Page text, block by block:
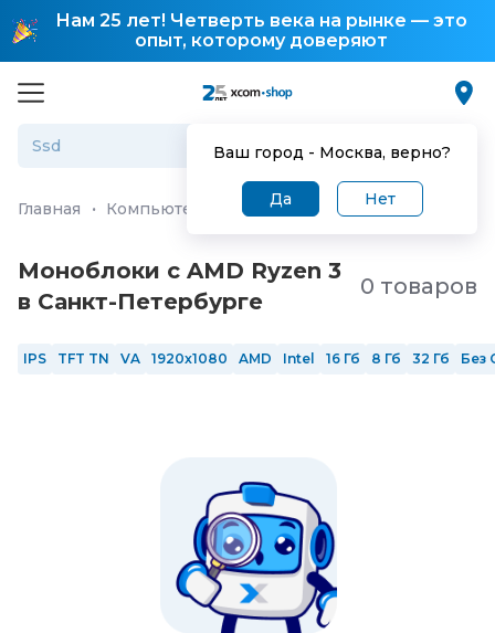
Нам 25 лет! Четверть века на рынке — это
опыт, которому доверяют
Ваш город - Москва, верно?
Да Нет
Главная · Компьютеры и ноутбуки Моноблоки
Моноблоки с AMD Ryzen 3
в Санкт-Петербургe
0 товаров
IPS TFT TN VA 1920x1080 AMD Intel 16 Гб 8 Гб 32 Гб Без